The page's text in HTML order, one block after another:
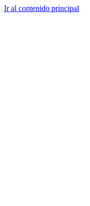
Ir al contenido principal